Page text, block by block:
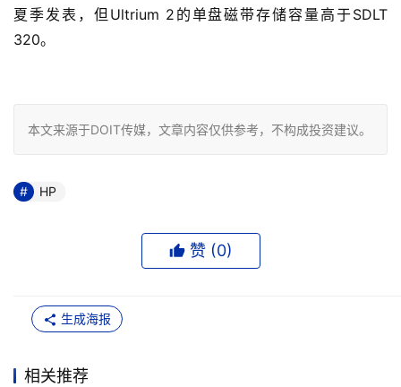
夏季发表，但Ultrium 2的单盘磁带存储容量高于SDLT
320。
本文来源于DOIT传媒，文章内容仅供参考，不构成投资建议。
HP
赞 (0)
生成海报
相关推荐